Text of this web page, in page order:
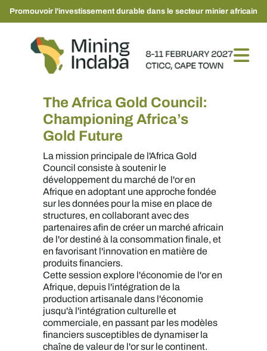
Promouvoir l'investissement durable dans le secteur minier africain
The Africa Gold Council:
Championing Africa’s
Gold Future
La mission principale de l'Africa Gold
Council consiste à soutenir le
développement du marché de l'or en
Afrique en adoptant une approche fondée
sur les données pour la mise en place de
structures, en collaborant avec des
partenaires afin de créer un marché africain
de l'or destiné à la consommation finale, et
en favorisant l'innovation en matière de
produits financiers.
Cette session explore l'économie de l'or en
Afrique, depuis l'intégration de la
production artisanale dans l'économie
jusqu'à l'intégration culturelle et
commerciale, en passant par les modèles
financiers susceptibles de dynamiser la
chaîne de valeur de l'or sur le continent.